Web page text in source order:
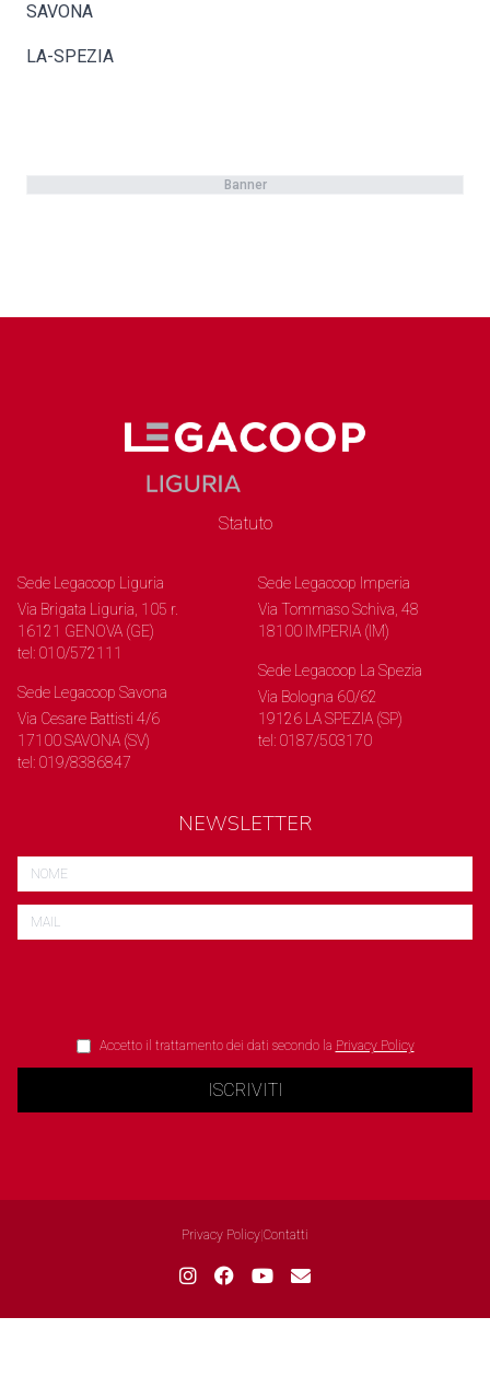
SAVONA
LA-SPEZIA
Banner
Statuto
Sede Legacoop Liguria
Via Brigata Liguria, 105 r.
16121 GENOVA (GE)
tel: 010/572111
Sede Legacoop Savona
Via Cesare Battisti 4/6
17100 SAVONA (SV)
tel: 019/8386847
Sede Legacoop Imperia
Via Tommaso Schiva, 48
18100 IMPERIA (IM)
Sede Legacoop La Spezia
Via Bologna 60/62
19126 LA SPEZIA (SP)
tel: 0187/503170
NEWSLETTER
Accetto il trattamento dei dati secondo la Privacy Policy
ISCRIVITI
Privacy Policy Contatti